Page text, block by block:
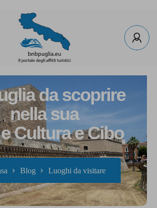
da scoprire
nella sua
Cultura e Cibo
Blog Luoghi da visitare